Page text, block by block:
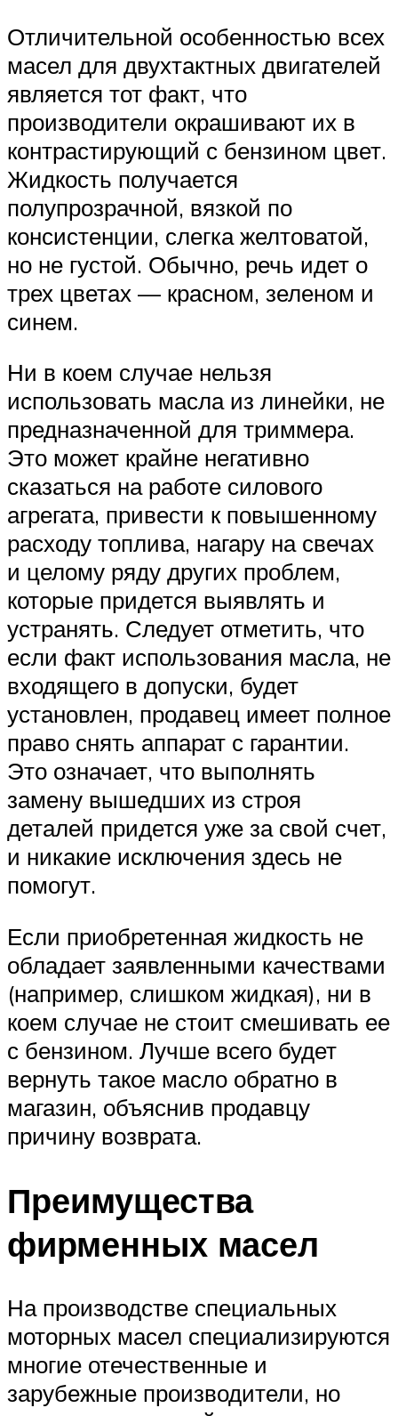
Отличительной особенностью всех
масел для двухтактных двигателей
является тот факт, что
производители окрашивают их в
контрастирующий с бензином цвет.
Жидкость получается
полупрозрачной, вязкой по
консистенции, слегка желтоватой,
но не густой. Обычно, речь идет о
трех цветах — красном, зеленом и
синем.
Ни в коем случае нельзя
использовать масла из линейки, не
предназначенной для триммера.
Это может крайне негативно
сказаться на работе силового
агрегата, привести к повышенному
расходу топлива, нагару на свечах
и целому ряду других проблем,
которые придется выявлять и
устранять. Следует отметить, что
если факт использования масла, не
входящего в допуски, будет
установлен, продавец имеет полное
право снять аппарат с гарантии.
Это означает, что выполнять
замену вышедших из строя
деталей придется уже за свой счет,
и никакие исключения здесь не
помогут.
Если приобретенная жидкость не
обладает заявленными качествами
(например, слишком жидкая), ни в
коем случае не стоит смешивать ее
с бензином. Лучше всего будет
вернуть такое масло обратно в
магазин, объяснив продавцу
причину возврата.
Преимущества
фирменных масел
На производстве специальных
моторных масел специализируются
многие отечественные и
зарубежные производители, но